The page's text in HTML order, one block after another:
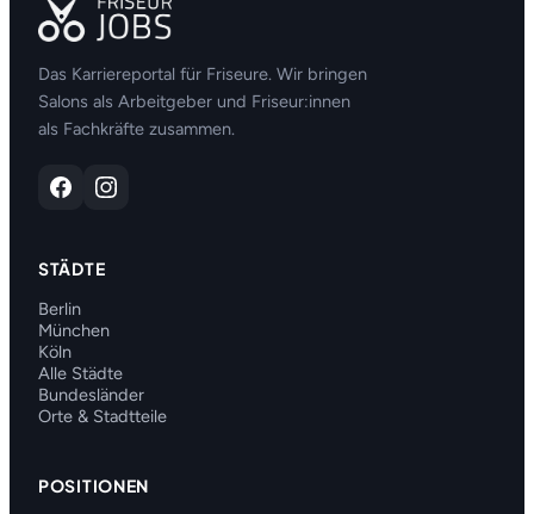
Das Karriereportal für Friseure. Wir bringen
Salons als Arbeitgeber und Friseur:innen
als Fachkräfte zusammen.
STÄDTE
Berlin
München
Köln
Alle Städte
Bundesländer
Orte & Stadtteile
POSITIONEN